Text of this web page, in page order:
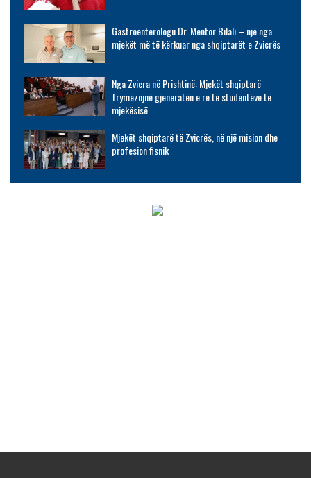
Gastroenterologu Dr. Mentor Bilali – një nga
mjekët më të kërkuar nga shqiptarët e Zvicrës
Nga Zvicra në Prishtinë: Mjekët shqiptarë
frymëzojnë gjeneratën e re të studentëve të
mjekësisë
Mjekët shqiptarë të Zvicrës, në një mision dhe
profesion fisnik